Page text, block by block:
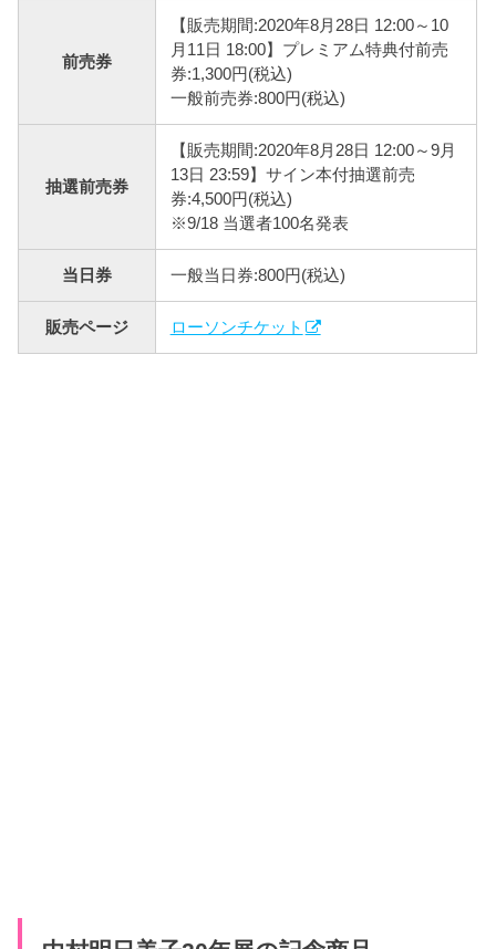
前売券
【販売期間:2020年8月28日 12:00～10
月11日 18:00】プレミアム特典付前売
券:1,300円(税込)
一般前売券:800円(税込)
抽選前売券
【販売期間:2020年8月28日 12:00～9月
13日 23:59】サイン本付抽選前売
券:4,500円(税込)
※9/18 当選者100名発表
当日券 一般当日券:800円(税込)
販売ページ ローソンチケット